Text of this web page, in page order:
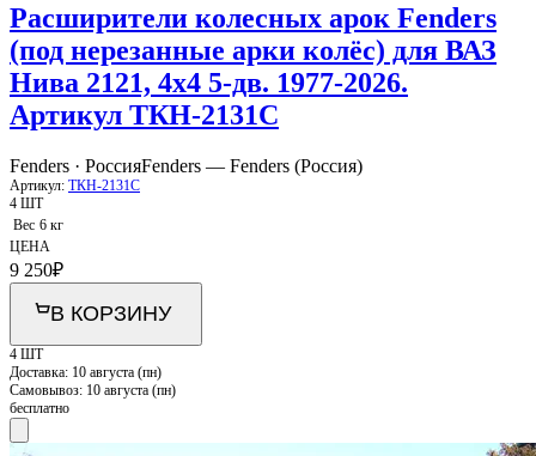
Расширители колесных арок Fenders
(под нерезанные арки колёс) для ВАЗ
Нива 2121, 4x4 5-дв. 1977-2026.
Артикул ТКН-2131С
Fenders · РоссияFenders — Fenders (Россия)
Артикул: ТКН-2131С
4 ШТ
Вес 6 кг
ЦЕНА
9 250₽
В КОРЗИНУ
4 ШТ
Доставка: 10 августа (пн)
Самовывоз: 10 августа (пн)
бесплатно